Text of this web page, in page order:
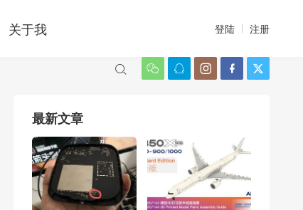
关于我 登陆 注册
    

最新文章